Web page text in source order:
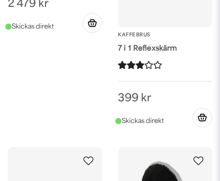
2 479 kr
KAFFEBRUS
7 i 1 Reflexskärm
399 kr